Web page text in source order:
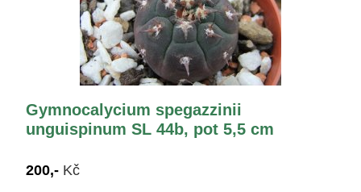
Gymnocalycium spegazzinii
unguispinum SL 44b, pot 5,5 cm
200,- Kč